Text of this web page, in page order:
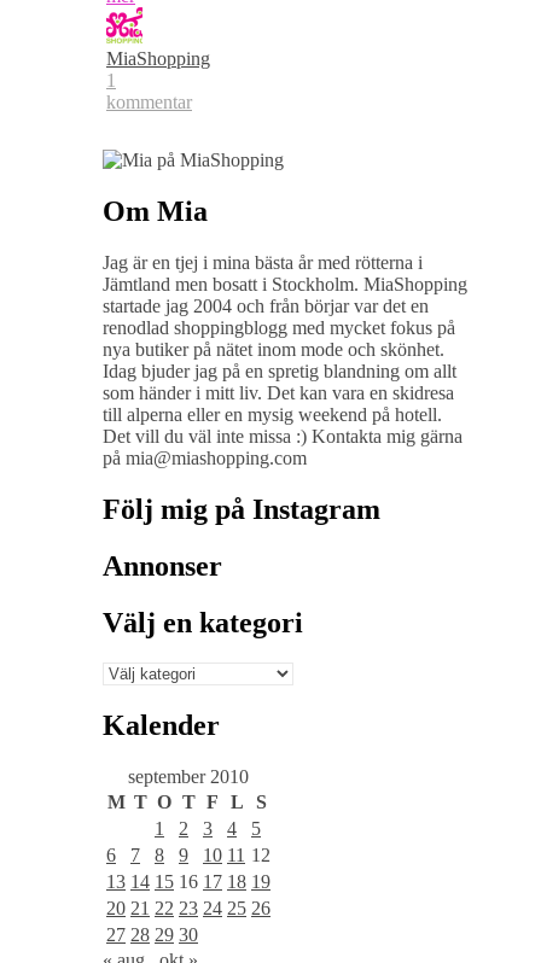
MiaShopping
1
kommentar
Om Mia
Jag är en tjej i mina bästa år med rötterna i
Jämtland men bosatt i Stockholm. MiaShopping
startade jag 2004 och från börjar var det en
renodlad shoppingblogg med mycket fokus på
nya butiker på nätet inom mode och skönhet.
Idag bjuder jag på en spretig blandning om allt
som händer i mitt liv. Det kan vara en skidresa
till alperna eller en mysig weekend på hotell.
Det vill du väl inte missa :) Kontakta mig gärna
på mia@miashopping.com
Följ mig på Instagram
Annonser
Välj en kategori
Välj
kategori
Kalender
september 2010
M T O T F L
S
1
2 3 4
5
6
7 8 9 10 11 12
13 14 15 16 17 18 19
20 21 22 23 24 25 26
27 28 29 30